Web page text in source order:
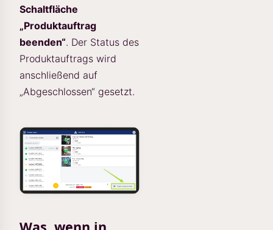
Schaltfläche
„Produktauftrag
beenden“. Der Status des
Produktauftrags wird
anschließend auf
„Abgeschlossen“ gesetzt.